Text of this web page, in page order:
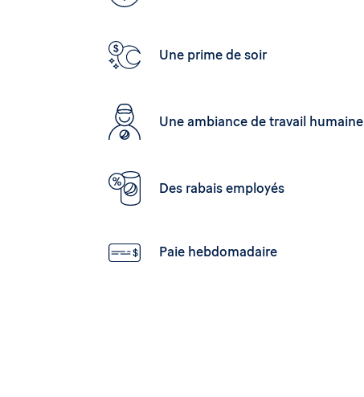
Une prime de soir
Une ambiance de travail humaine
Des rabais employés
Paie hebdomadaire